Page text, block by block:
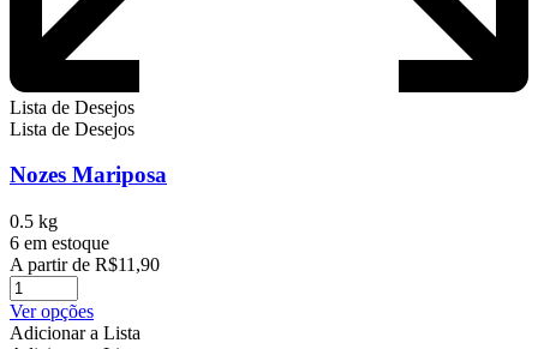
Lista de Desejos
Lista de Desejos
Nozes Mariposa
0.5 kg
6 em estoque
A partir de R$11,90
Ver opçõesEste
produto
Adicionar a Lista